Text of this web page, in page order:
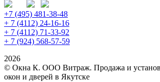
+7 (495) 481-38-48
+ 7 (4112) 24-16-16
+ 7 (4112) 71-33-92
+ 7 (924) 568-57-59
2026
© Окна К. ООО Витраж. Продажа и
окон и дверей в Якутске